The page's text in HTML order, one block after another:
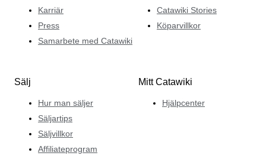
Karriär
Press
Samarbete med Catawiki
Catawiki Stories
Köparvillkor
Sälj
Hur man säljer
Säljartips
Säljvillkor
Affiliateprogram
Mitt Catawiki
Hjälpcenter